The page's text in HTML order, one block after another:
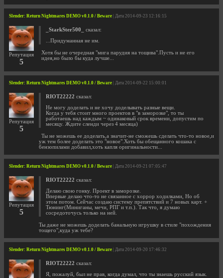
Slender: Return Nightmares DEMO v0.1.0 / Beware | Дата 2014-09-23 12:16:15
Репутация
5
_StarkSter500_
сказал:
...Придуманная не им.
Хотя бы не очередная "мига парудия на тощива".Пусть и не его
идея,но было бы куда лучше...
Slender: Return Nightmares DEMO v0.1.0 / Beware | Дата 2014-09-22 15:00:01
Репутация
5
RIOT22222 сказал:
Не могу доделать и не хочу доделывать разные вещи.
Когда у тебя стоит много проектов в "в заморозке", то ты
работаешь над каждым ~ одинаковый срок времени, допустим по
месяцу. Ждите сленди через 4 месяца)
Ты не можешь ее доделать,а значит-не сможешь сделать что-то новое,и
уж тем более доделать это "новое".Хоть бы обещанного кошака с
бензопилами добавил,хоть капля оригинальности...
Slender: Return Nightmares DEMO v0.1.0 / Beware | Дата 2014-09-21 07:05:47
Репутация
5
RIOT22222 сказал:
Делаю свою гонку. Проект в заморозке.
Впервые делаю что-то не связанное с хоррор ходилками, Но об
этом потом. Сейчас создаю систему препятствий и 7 новых карт. +
Тюнинг(Миниганы, мечи, РПГ и т.п.). Так что, я думаю
сосредоточусь только на ней.
Ты даже не можешь доделать банальную игрушку в стиле "похождения
тощего",куда уж тебе?
Slender: Return Nightmares DEMO v0.1.0 / Beware | Дата 2014-09-20 17:46:32
RIOT22222 сказал:
Я, пожалуй, был не прав, когда думал, что ты знаешь русский язык.